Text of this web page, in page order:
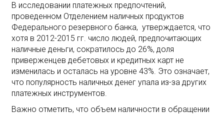
В исследовании платежных предпочтений,
проведенном Отделением наличных продуктов
Федерального резервного банка, утверждается, что
хотя в 2012-2015 гг. число людей, предпочитающих
наличные деньги, сократилось до 26%, доля
приверженцев дебетовых и кредитных карт не
изменилась и осталась на уровне 43%. Это означает,
что популярность наличных денег упала из-за других
платежных инструментов.
Важно отметить, что объем наличности в обращении